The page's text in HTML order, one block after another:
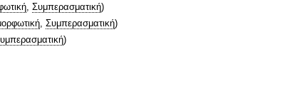
Συμπερασματική)
Συμπερασματική)
)